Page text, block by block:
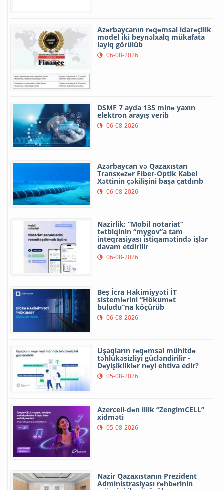
Azərbaycanın rəqəmsal idarəçilik
model iki beynəlxalq mükafata
layiq görülüb
06-08-2026
DSMF 7 ayda 135 minə yaxın
elektron arayış verib
06-08-2026
Azərbaycan və Qazaxıstan
Transxəzər Fiber-Optik Kabel
Xəttinin çəkilişini başa çatdırıb
06-08-2026
Nazirlik: “Mobil notariat”
tətbiqinin “mygov”a tam
inteqrasiyası istiqamətində işlər
davam etdirilir
06-08-2026
Beş İcra Hakimiyyəti İT
sistemlərini “Hökumət
buludu”na köçürüb
06-08-2026
Uşaqların rəqəmsal mühitdə
təhlükəsizliyi gücləndirilir -
Dəyişikliklər nəyi ehtiva edir?
05-08-2026
Azercell-dən illik “ZengimCELL”
xidməti
05-08-2026
Nazir Qazaxıstanın Prezident
Administrasiyası rəhbərinin